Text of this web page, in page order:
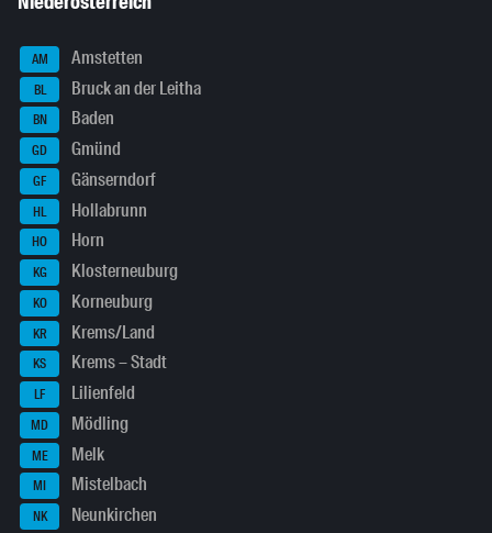
AM Amstetten
BL Bruck an der Leitha
BN Baden
GD Gmünd
GF Gänserndorf
HL Hollabrunn
HO Horn
KG Klosterneuburg
KO Korneuburg
KR Krems/Land
KS Krems – Stadt
LF Lilienfeld
MD Mödling
ME Melk
MI Mistelbach
NK Neunkirchen